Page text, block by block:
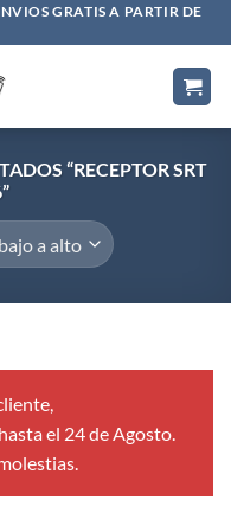
GRATIS A PARTIR DE
“RECEPTOR SRT
el 24 de Agosto.